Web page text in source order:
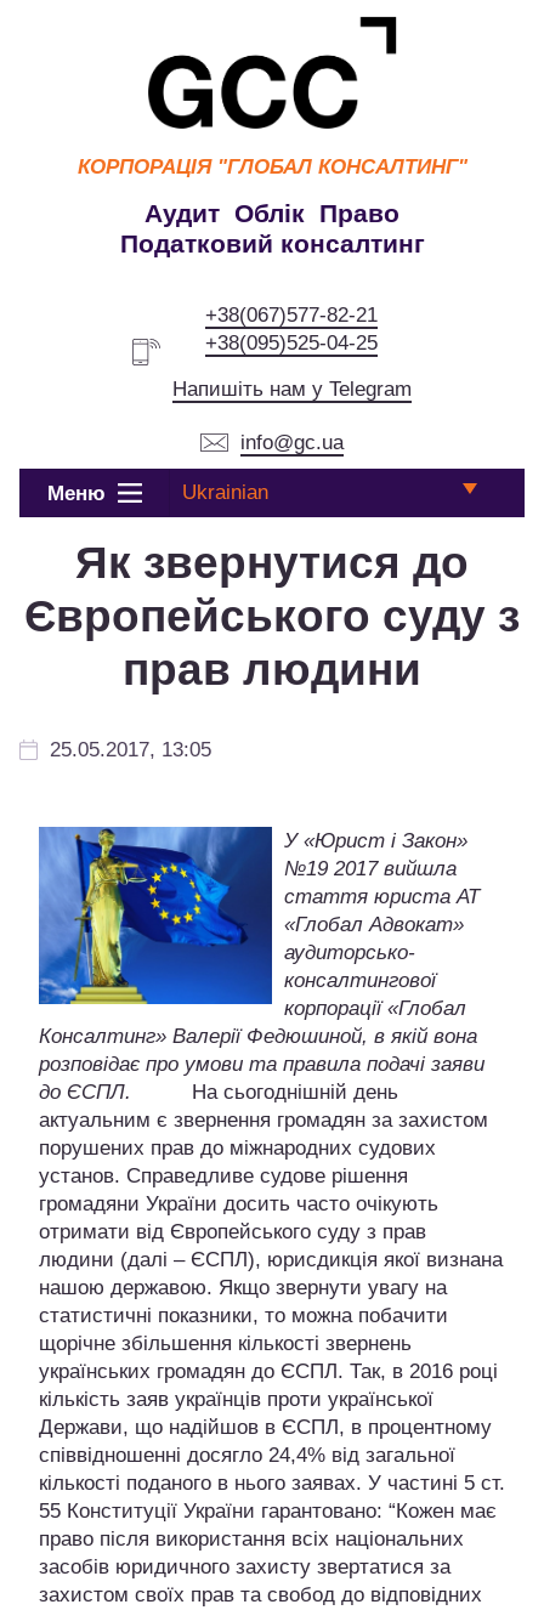
КОРПОРАЦІЯ "ГЛОБАЛ КОНСАЛТИНГ"
Аудит Облік Право
Податковий консалтинг
+38(067)577-82-21
+38(095)525-04-25
Напишіть нам у Telegram
info@gc.ua
Меню Ukrainian
Як звернутися до
Європейського суду з
прав людини
25.05.2017, 13:05
У «Юрист і Закон»
№19 2017 вийшла
стаття юриста АТ
«Глобал Адвокат»
аудиторсько-
консалтингової
корпорації «Глобал
Консалтинг» Валерії Федюшиной, в якій вона
розповідає про умови та правила подачі заяви
до ЄСПЛ.
На сьогоднішній день
актуальним є звернення громадян за захистом
порушених прав до міжнародних судових
установ. Справедливе судове рішення
громадяни України досить часто очікують
отримати від Європейського суду з прав
людини (далі – ЄСПЛ), юрисдикція якої визнана
нашою державою. Якщо звернути увагу на
статистичні показники, то можна побачити
щорічне збільшення кількості звернень
українських громадян до ЄСПЛ. Так, в 2016 році
кількість заяв українців проти української
Держави, що надійшов в ЄСПЛ, в процентному
співвідношенні досягло 24,4% від загальної
кількості поданого в нього заявах. У частині 5 ст.
55 Конституції України гарантовано: “Кожен має
право після використання всіх національних
засобів юридичного захисту звертатися за
захистом своїх прав та свобод до відповідних